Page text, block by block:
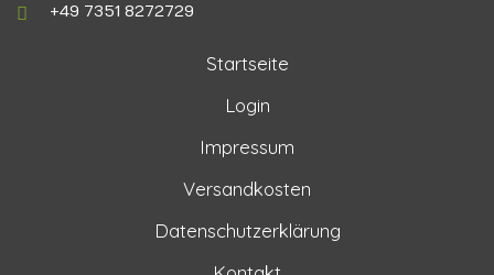
+49 7351 8272729
Startseite
Login
Impressum
Versandkosten
Datenschutzerklärung